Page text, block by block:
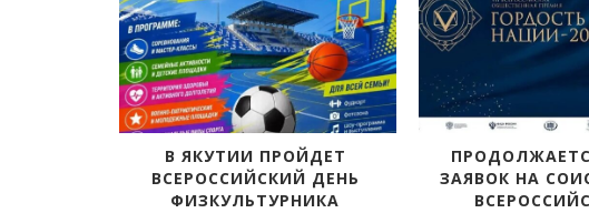
ПРОДОЛЖАЕТСЯ ПРИЕМ
ЗАЯВОК НА СОИСКАНИЕ VII
ВСЕРОССИЙСКОЙ...
ОЛЕКМИНСКАЯ ШКОЛА №4
ГОРДИТСЯ СВОИМ
ВЫПУСКНИКОМ —...